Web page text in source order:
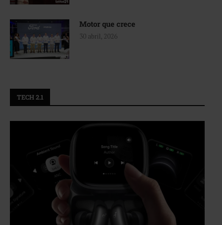
Motor que crece
30 abril, 2026
TECH 2.1